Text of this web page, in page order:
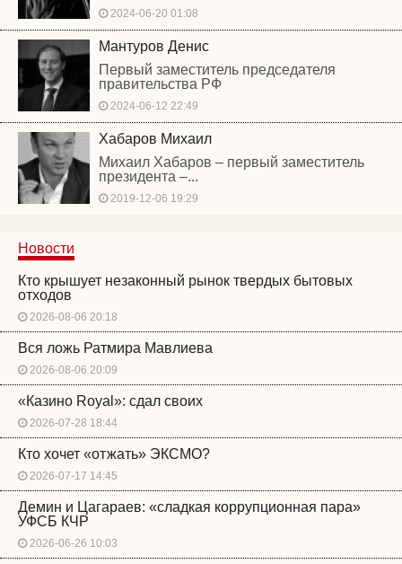
2024-06-20 01:08
Мантуров Денис
Первый заместитель председателя
правительства РФ
2024-06-12 22:49
Хабаров Михаил
Михаил Хабаров – первый заместитель
президента –...
2019-12-06 19:29
Новости
Кто крышует незаконный рынок твердых бытовых
отходов
2026-08-06 20:18
Вся ложь Ратмира Мавлиева
2026-08-06 20:09
«Казино Royal»: сдал своих
2026-07-28 18:44
Кто хочет «отжать» ЭКСМО?
2026-07-17 14:45
Демин и Цагараев: «сладкая коррупционная пара»
УФСБ КЧР
2026-06-26 10:03